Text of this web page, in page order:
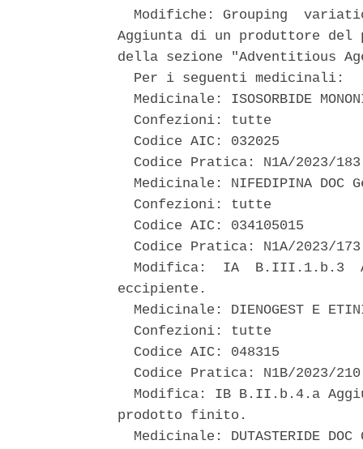
Modifiche: Grouping
Aggiunta di un produttore del
della sezione "Adventitious
  Per i seguenti medicinali:
Medicinale: ISOSORBIDE
  Confezioni: tutte
  Codice AIC: 032025
Codice Pratica: N1A/2023/
Medicinale: NIFEDIPINA DOC
  Confezioni: tutte
  Codice AIC: 034105015
Codice Pratica: N1A/2023/
Modifica:  IA  B.III.1.b.3
eccipiente.
Medicinale: DIENOGEST E
  Confezioni: tutte
  Codice AIC: 048315
Codice Pratica: N1B/2023/
Modifica: IB B.II.b.4.a
prodotto finito.
Medicinale: DUTASTERIDE DOC